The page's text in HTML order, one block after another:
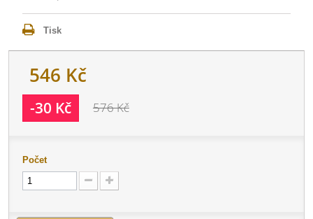
Tisk
546 Kč
-30 Kč 576 Kč
Počet